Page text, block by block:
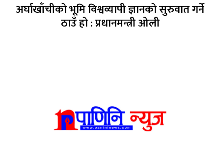
अर्घाखाँचीको भूमि विश्वव्यापी ज्ञानको सुरुवात गर्ने
ठाउँ हो : प्रधानमन्त्री ओली